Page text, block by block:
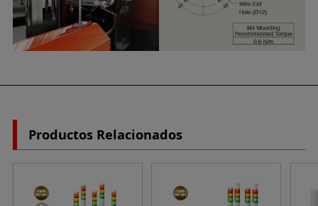
Productos Relacionados